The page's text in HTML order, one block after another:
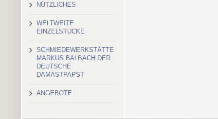
NÜTZLICHES
WELTWEITE
EINZELSTÜCKE
SCHMIEDEWERKSTÄTTE
MARKUS BALBACH DER
DEUTSCHE
DAMASTPAPST
ANGEBOTE